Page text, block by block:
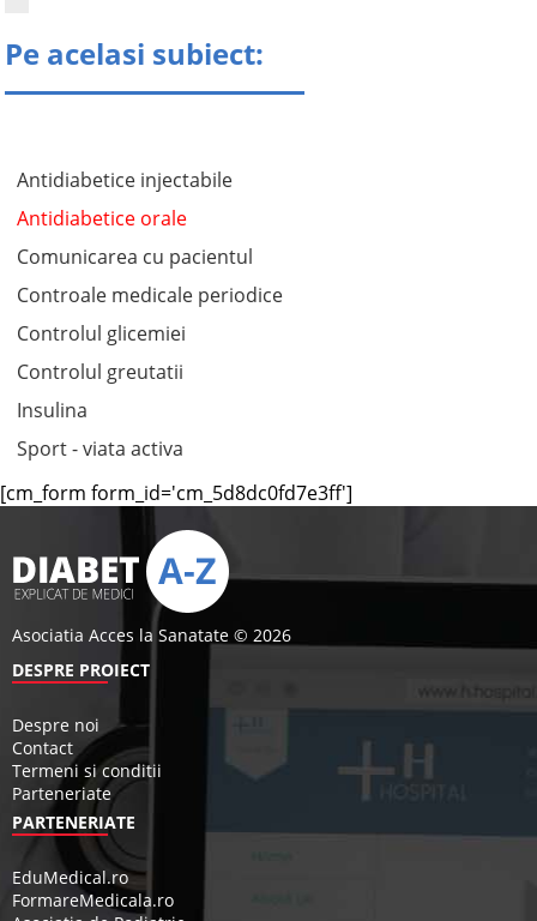
Pe acelasi subiect:
Antidiabetice injectabile
Antidiabetice orale
Comunicarea cu pacientul
Controale medicale periodice
Controlul glicemiei
Controlul greutatii
Insulina
Sport - viata activa
[cm_form form_id='cm_5d8dc0fd7e3ff']
Asociatia Acces la Sanatate © 2026
DESPRE PROIECT
Despre noi
Contact
Termeni si conditii
Parteneriate
PARTENERIATE
EduMedical.ro
FormareMedicala.ro